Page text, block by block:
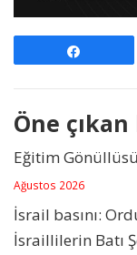
Öne
Eğitim
Ağustos 2026
İsrail basını:
İsraillilerin Batı